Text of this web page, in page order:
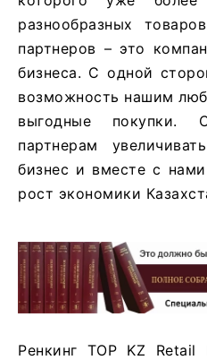
разнообразных
партнеров – это
бизнеса. С одной
возможность нашим
выгодные покупки.
партнерам
бизнес и вместе с
рост экономики
Ренкинг TOP KZ Retail